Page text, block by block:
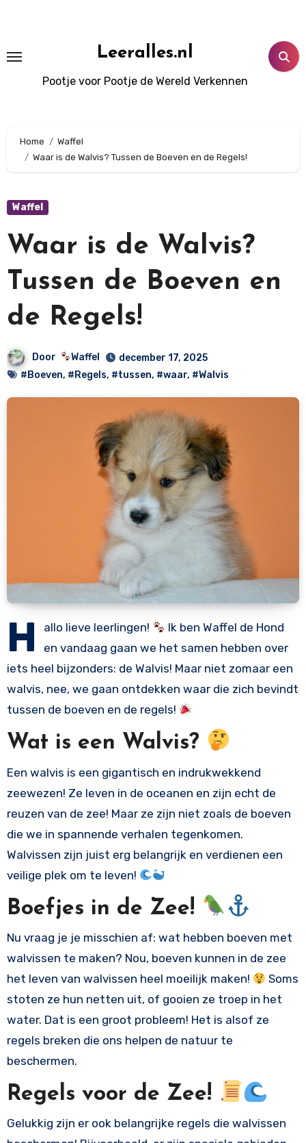
Leeralles.nl
Pootje voor Pootje de Wereld Verkennen
Home
Waffel
Waar is de Walvis? Tussen de Boeven en de Regels!
Waffel
Waar is de Walvis?
Tussen de Boeven en
de Regels!
Door Waffel
december 17, 2025
#Boeven, #Regels, #tussen, #waar, #Walvis
H allo lieve leerlingen!
Ik ben Waffel de Hond
en vandaag gaan we het samen hebben over
iets heel bijzonders: de Walvis! Maar niet zomaar een
walvis, nee, we gaan ontdekken waar die zich bevindt
tussen de boeven en de regels!
Wat is een Walvis?
Een walvis is een gigantisch en indrukwekkend
zeewezen! Ze leven in de oceanen en zijn echt de
reuzen van de zee! Maar ze zijn niet zoals de boeven
die we in spannende verhalen tegenkomen.
Walvissen zijn juist erg belangrijk en verdienen een
veilige plek om te leven!
Boefjes in de Zee!
Nu vraag je je misschien af: wat hebben boeven met
walvissen te maken? Nou, boeven kunnen in de zee
het leven van walvissen heel moeilijk maken!
Soms
stoten ze hun netten uit, of gooien ze troep in het
water. Dat is een groot probleem! Het is alsof ze
regels breken die ons helpen de natuur te
beschermen.
Regels voor de Zee!
Gelukkig zijn er ook belangrijke regels die walvissen